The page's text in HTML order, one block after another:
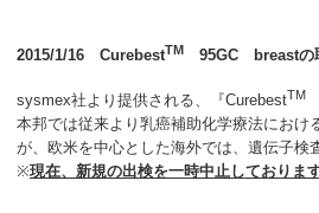
2015/1/16 CurebestTM 95GC breastの
sysmex社より提供される、『CurebestTM
本邦では従来より乳癌補助化学療法におけ
が、欧米を中心とした海外では、遺伝子検
※現在、新規の出検を一時中止しております